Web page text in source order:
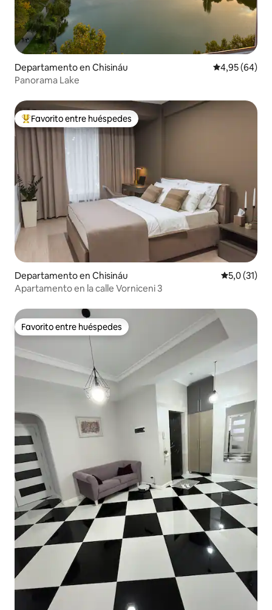
Departamento en Chisináu Calificación
4,95 (64)
Panorama Lake
Favorito entre los huéspedes más destacados
Favorito entre huéspedes
Departamento en Chisináu Calificación
5,0 (31)
Apartamento en la calle Vorniceni 3
Favorito entre huéspedes
Favorito entre huéspedes